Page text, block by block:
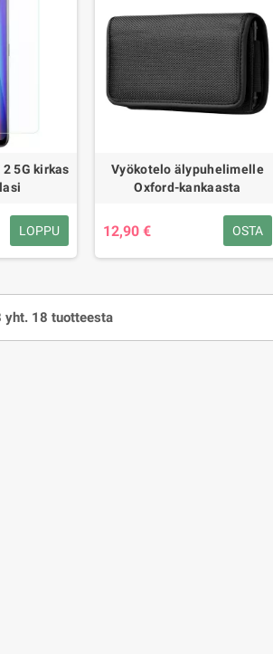
2 5G kirkas
LOPPU
Vyökotelo älypuhelimelle
Oxford-kankaasta
12,90 € OSTA
yht. 18 tuotteesta